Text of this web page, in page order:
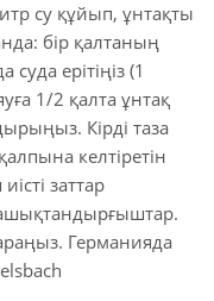
су құйып, ұнтақты
бір қалтаның
суда ерітіңіз (1
1/2 қалта ұнтақ
Кірді таза
келтіретін
заттар
Германияда